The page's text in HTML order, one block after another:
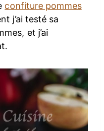
confiture pommes
j’ai testé sa
et j’ai